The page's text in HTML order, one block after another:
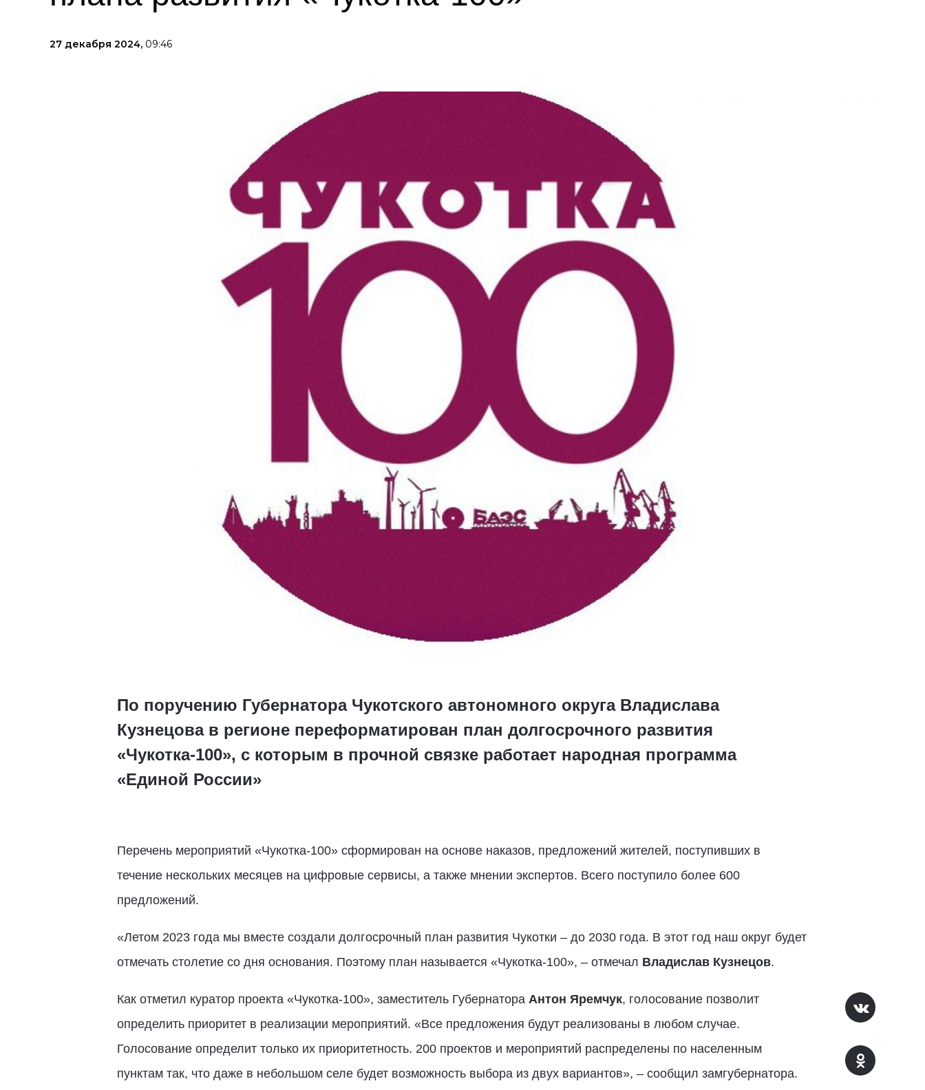
27 декабря 2024, 09:46
По поручению Губернатора Чукотского автономного округа Владислава
Кузнецова в регионе переформатирован план долгосрочного развития
«Чукотка-100», с которым в прочной связке работает народная программа
«Единой России»
Перечень мероприятий «Чукотка-100» сформирован на основе наказов, предложений жителей, поступивших в
течение нескольких месяцев на цифровые сервисы, а также мнении экспертов. Всего поступило более 600
предложений.
«Летом 2023 года мы вместе создали долгосрочный план развития Чукотки – до 2030 года. В этот год наш округ будет
отмечать столетие со дня основания. Поэтому план называется «Чукотка-100», – отмечал Владислав Кузнецов.
Как отметил куратор проекта «Чукотка-100», заместитель Губернатора Антон Яремчук, голосование позволит
определить приоритет в реализации мероприятий. «Все предложения будут реализованы в любом случае.
Голосование определит только их приоритетность. 200 проектов и мероприятий распределены по населенным
пунктам так, что даже в небольшом селе будет возможность выбора из двух вариантов», – сообщил замгубернатора.